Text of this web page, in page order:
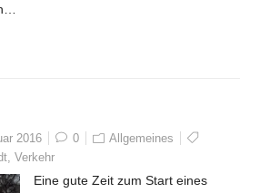
2016 0
Allgemeines
,Verkehr
Eine gute Zeit zum Start eines